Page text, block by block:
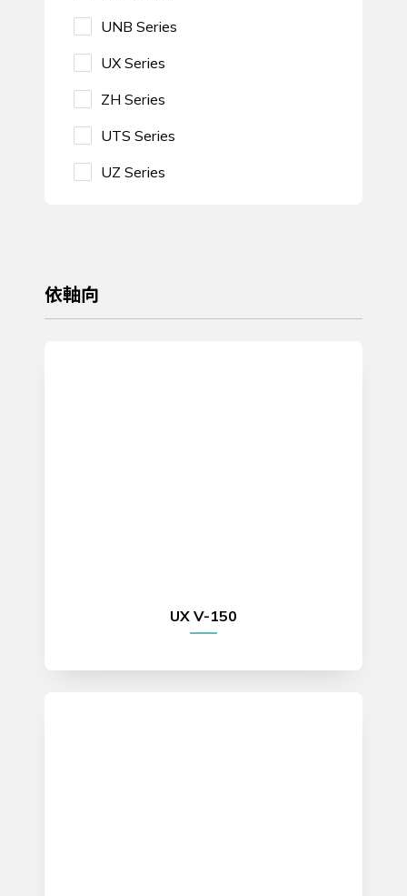
UNB Series
UX Series
ZH Series
UTS Series
UZ Series
依軸向
UX V-150